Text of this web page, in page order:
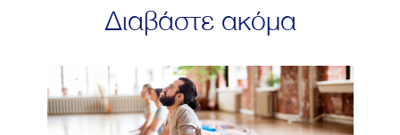
Διαβάστε ακόμα